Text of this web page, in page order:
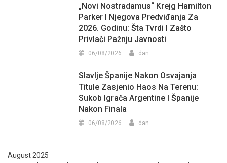
„Novi Nostradamus“ Krejg Hamilton
Parker I Njegova Predviđanja Za
2026. Godinu: Šta Tvrdi I Zašto
Privlači Pažnju Javnosti
06/08/2026 dan
Slavlje Španije Nakon Osvajanja
Titule Zasjenio Haos Na Terenu:
Sukob Igrača Argentine I Španije
Nakon Finala
06/08/2026 dan
August 2025